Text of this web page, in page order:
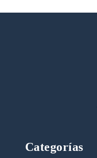
Categorías